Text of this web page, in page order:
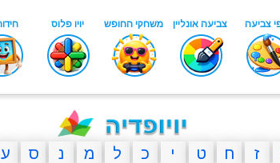
ז ח ט י כ ל מ נ ס ע